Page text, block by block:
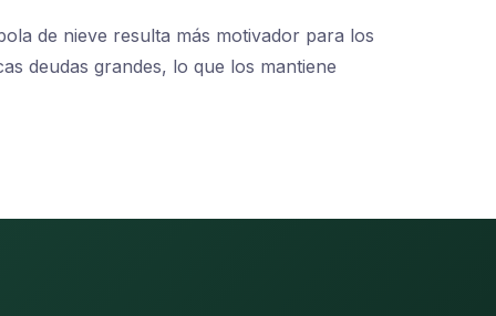
de nieve resulta más motivador para los
deudas grandes, lo que los mantiene